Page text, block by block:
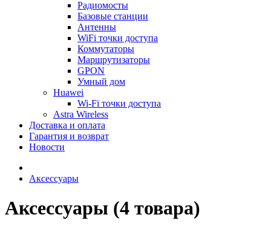
Радиомосты
Базовые станции
Антенны
WiFi точки доступа
Коммутаторы
Маршрутизаторы
GPON
Умный дом
Huawei
Wi-Fi точки доступа
Astra Wireless
Доставка и оплата
Гарантия и возврат
Новости
Аксессуары
Аксессуары (4 товара)